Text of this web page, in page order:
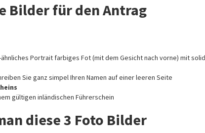
Bilder für den Antrag
Portrait farbiges Fot (mit dem Gesicht nach vorne) mit
Sie ganz simpel Ihren Namen auf einer leeren Seite
gültigen inländischen Führerschein
diese 3 Foto Bilder